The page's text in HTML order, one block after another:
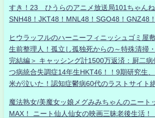
すき！23 ひうらのアニメ放送局101ちゃん
SNH48！JKT48！MNL48！SGO48！GNZ48
ヒウラッフルのハーニーフィニッシュゴミ屋
生前整理人！孤立し孤独死からの～特殊清掃
完結編＞ キャッシング計1500万返済：厨二病
つ病統合失調症14年生HKT46！！9期研究生
米が泣いた！認知症鬱病60代のラストサイト
魔法熟女/美魔女ッ娘メグみみちゃんのニート
MAX！ ニート仙人仙女の映画三昧老後生活！